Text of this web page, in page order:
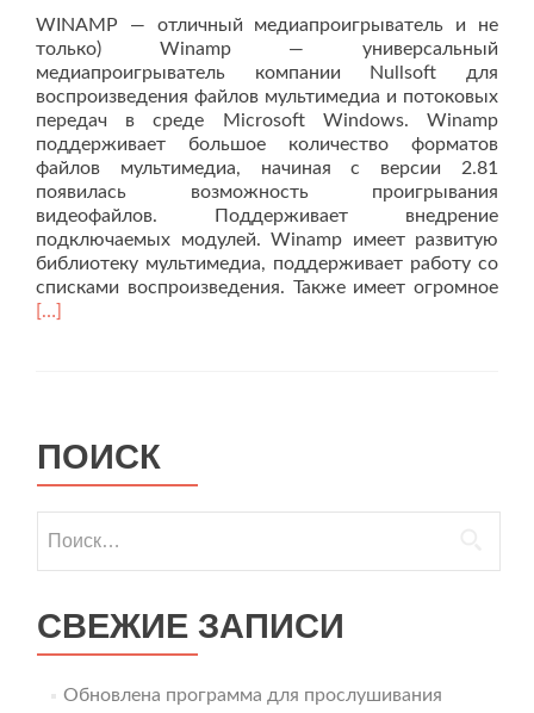
WINAMP — отличный медиапроигрыватель и не
только) Winamp — универсальный
медиапроигрыватель компании Nullsoft для
воспроизведения файлов мультимедиа и потоковых
передач в среде Microsoft Windows. Winamp
поддерживает большое количество форматов
файлов мультимедиа, начиная с версии 2.81
появилась возможность проигрывания
видеофайлов. Поддерживает внедрение
подключаемых модулей. Winamp имеет развитую
библиотеку мультимедиа, поддерживает работу со
списками воспроизведения. Также имеет огромное
[…]
ПОИСК
СВЕЖИЕ ЗАПИСИ
Обновлена программа для прослушивания